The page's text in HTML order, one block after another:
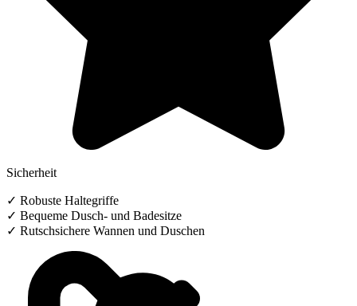
Sicherheit
✓ Robuste Haltegriffe
✓ Bequeme Dusch- und Badesitze
✓ Rutschsichere Wannen und Duschen